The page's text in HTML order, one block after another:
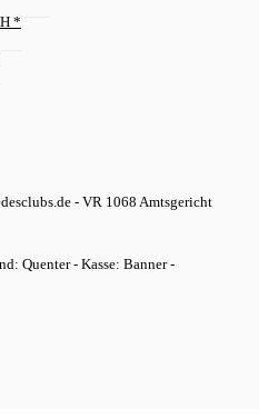
*
- VR 1068 Amtsgericht
Quenter - Kasse: Banner -